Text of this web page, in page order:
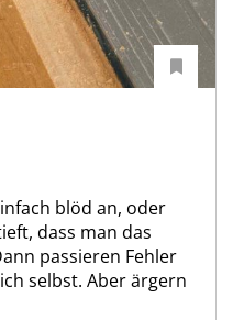
blöd an, oder
dass man das
passieren Fehler
selbst. Aber ärgern